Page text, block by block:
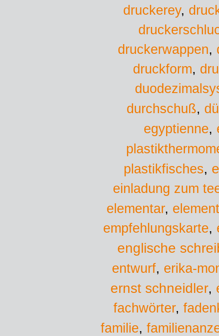
druckerey,
druckerwappen,
druckform,
durchschuß,
egyptienne,
plastikfisches,
einladung zum
elementar,
empfehlungskarte,
englische
entwurf, erika-
ernst schneidler,
fachwörter,
familie,